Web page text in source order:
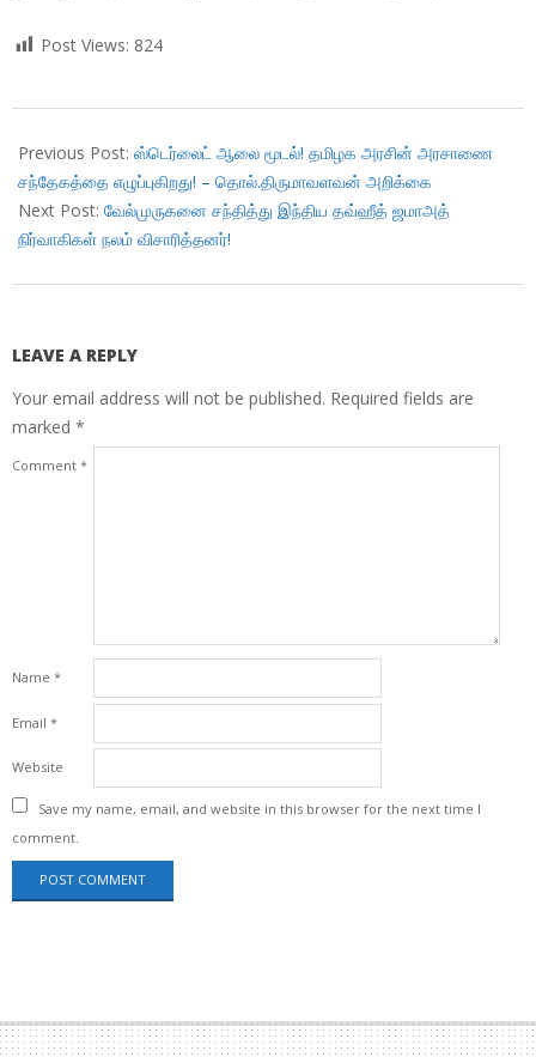
Post Views: 824
05-
29
Previous Post: ஸ்டெர்லைட் ஆலை மூடல்! தமிழக அரசின் அரசாணை
சந்தேகத்தை எழுப்புகிறது! – தொல்.திருமாவளவன் அறிக்கை
Next Post: வேல்முருகனை சந்தித்து இந்திய தவ்ஹீத் ஜமாஅத்
நிர்வாகிகள் நலம் விசாரித்தனர்!
LEAVE A REPLY
Your email address will not be published. Required fields are
marked *
Comment *
Name *
Email *
Website
Save my name, email, and website in this browser for the next time I
comment.